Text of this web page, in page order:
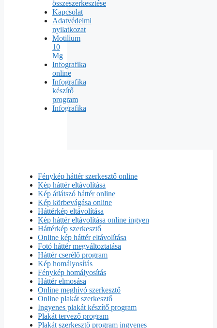
összeszerkesztése
Kapcsolat
Adatvédelmi
nyilatkozat
Motilium
10
Mg
Infografika
online
Infografika
készítő
program
Infografika
Fénykép háttér szerkesztő online
Kép háttér eltávolítása
Kép átlátszó háttér online
Kép körbevágása online
Háttérkép eltávolítása
Kép háttér eltávolítása online ingyen
Háttérkép szerkesztő
Online kép háttér eltávolítása
Fotó háttér megváltoztatása
Háttér cserélő program
Kép homályosítás
Fénykép homályosítás
Háttér elmosása
Online meghívó szerkesztő
Online plakát szerkesztő
Ingyenes plakát készítő program
Plakát tervező program
Plakát szerkesztő program ingyenes